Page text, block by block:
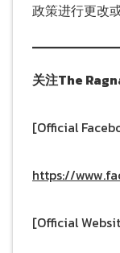
政策进行更改
关注The
[Official
https://
[Official